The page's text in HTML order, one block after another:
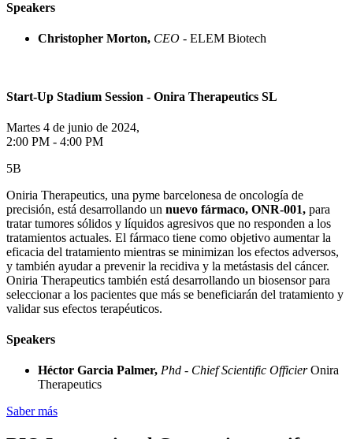
Speakers
Christopher Morton, CEO - ELEM Biotech
Start-Up Stadium Session - Onira Therapeutics SL
Martes 4 de junio de 2024,
2:00 PM - 4:00 PM
5B
Oniria Therapeutics, una pyme barcelonesa de oncología de
precisión, está desarrollando un nuevo fármaco, ONR-001, para
tratar tumores sólidos y líquidos agresivos que no responden a los
tratamientos actuales. El fármaco tiene como objetivo aumentar la
eficacia del tratamiento mientras se minimizan los efectos adversos,
y también ayudar a prevenir la recidiva y la metástasis del cáncer.
Oniria Therapeutics también está desarrollando un biosensor para
seleccionar a los pacientes que más se beneficiarán del tratamiento y
validar sus efectos terapéuticos.
Speakers
Héctor Garcia Palmer, Phd - Chief Scientific OfficierOnira
Therapeutics
Saber más